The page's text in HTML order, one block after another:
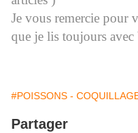
Je vous remercie pour
que je lis toujours
#POISSONS -
Partager